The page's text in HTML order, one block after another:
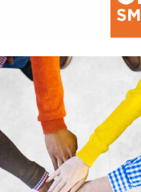
des conflits
2023
Total 0 Votes 0 0 Aidez-nous à